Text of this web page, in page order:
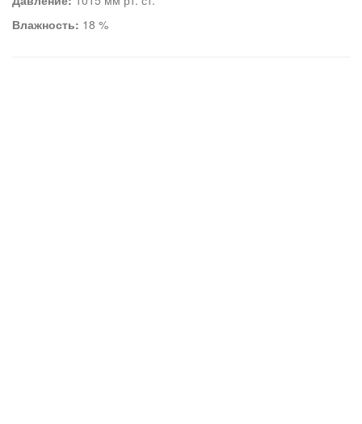
Влажность: 18 %